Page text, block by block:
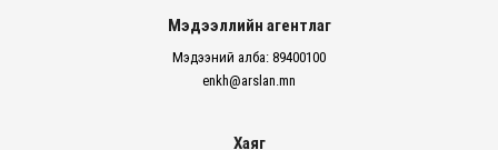
Мэдээллийн агентлаг
Мэдээний алба: 89400100
enkh@arslan.mn
Хаяг